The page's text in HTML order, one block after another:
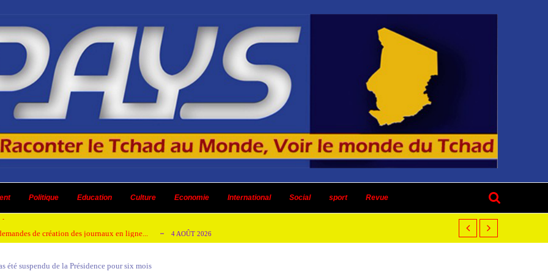
Politique Education Culture Economie International Social sport Revue
AOÛT 2026
honorer son ancien leader 2 AOÛT 2026
de création des journaux en ligne... 4 AOÛT 2026
un dividende ni une quelconque plus-...
été suspendu de la Présidence pour six mois